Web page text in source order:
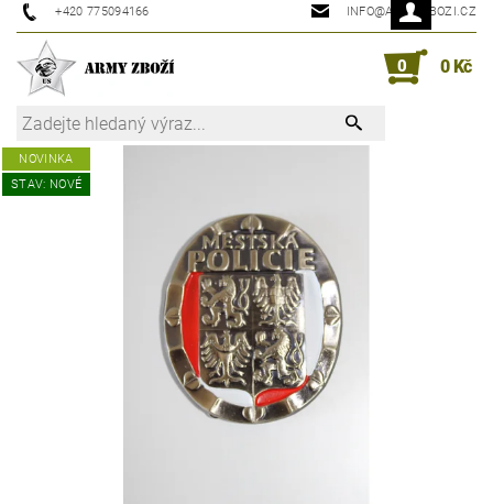
+420 775094166 INFO@ARMYZBOZI.CZ
0 0 Kč
NOVINKA
STAV: NOVÉ